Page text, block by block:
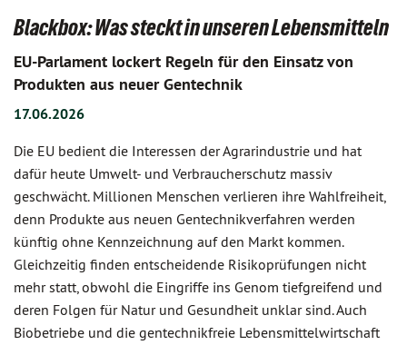
Blackbox: Was steckt in unseren Lebensmitteln
EU-Parlament lockert Regeln für den Einsatz von
Produkten aus neuer Gentechnik
17.06.2026
Die EU bedient die Interessen der Agrarindustrie und hat
dafür heute Umwelt- und Verbraucherschutz massiv
geschwächt. Millionen Menschen verlieren ihre Wahlfreiheit,
denn Produkte aus neuen Gentechnikverfahren werden
künftig ohne Kennzeichnung auf den Markt kommen.
Gleichzeitig finden entscheidende Risikoprüfungen nicht
mehr statt, obwohl die Eingriffe ins Genom tiefgreifend und
deren Folgen für Natur und Gesundheit unklar sind. Auch
Biobetriebe und die gentechnikfreie Lebensmittelwirtschaft